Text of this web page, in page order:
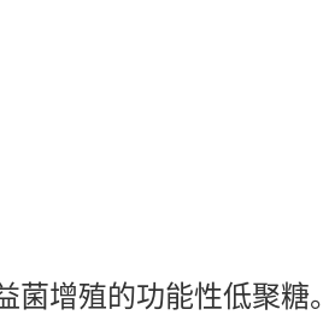
菌增殖的功能性低聚糖